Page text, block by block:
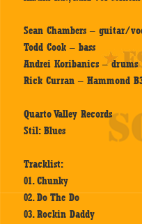
Sean Chambers – guitar/
Todd Cook – bass
Andrei Koribanics – drums
Rick Curran – Hammond
Quarto Valley Records
Stil: Blues
Tracklist:
01. Chunky
02. Do The Do
03. Rockin Daddy